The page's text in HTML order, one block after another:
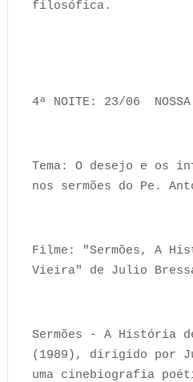
filosófica.
4ª NOITE: 23/06 ⁠NOSSA
Tema: O desejo e os
nos sermões do Pe.
Filme: "Sermões, A
Vieira" de Julio
Sermões - A História
(1989), dirigido por
uma cinebiografia